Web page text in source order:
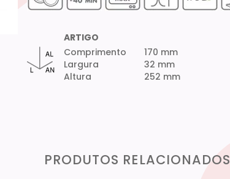
ARTIGO
Comprimento
Largura
Altura
170 mm
32 mm
252 mm
PRODUTOS RELACIONADOS